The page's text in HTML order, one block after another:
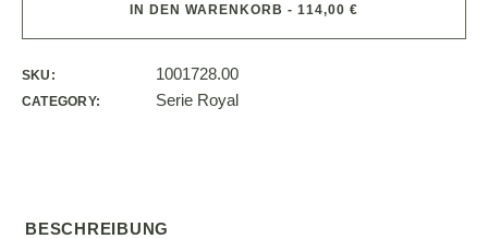
IN DEN WARENKORB - 114,00 €
SKU: 1001728.00
CATEGORY: Serie Royal
BESCHREIBUNG